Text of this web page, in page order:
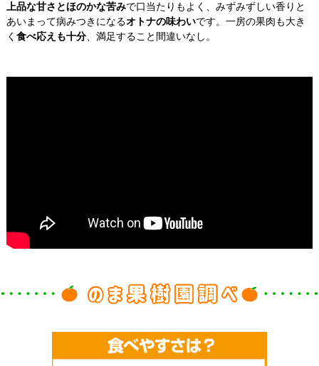
上品な甘さとほのかな苦みで口当たりもよく、みずみずしい香りと
あいまって病みつきになるオトナの味わいです。一房の果肉も大き
く 食べ応えも十分、満足すること間違いなし。